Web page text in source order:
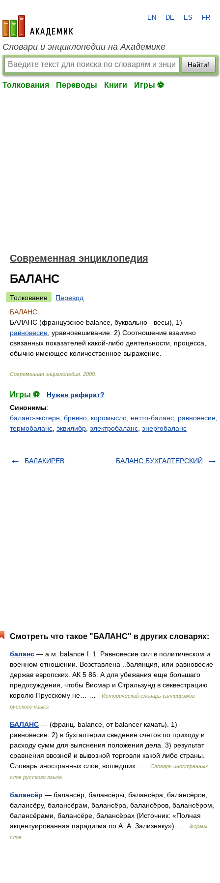
academic.ru
EN DE ES FR
Словари и энциклопедии на Академике
Найти!
Толкования Переводы Книги Игры ⚽
Современная энциклопедия
БАЛАНС
Толкование
Перевод
БАЛАНС
БАЛАНС (французское balance, буквально - весы), 1)
равновесие , уравновешивание. 2) Соотношение взаимно
связанных показателей какой-либо деятельности, процесса,
обычно имеющее количественное выражение.
Современная энциклопедия 2000
Игры ⚽
Нужен реферат?
Синонимы:
баланс-экстерн бревно коромысло нетто-баланс равновесие
термобаланс эквилибр электробаланс энергобаланс
БАЛАКИРЕВ БАЛАНС БУХГАЛТЕРСКИЙ
Смотреть что такое "БАЛАНС" в других словарях:
баланс — а м. balance f. 1. Равновесие сил в политическом и
военном отношении. Возставлена ..балянция, или равновесие
держав европских. АК 5 86. А для убежания еще большаго
предосуждения, чтобы Висмар и Стральзунд в секвестрацию
королю Прусскому не… …
Исторический словарь галлицизмов
русского языка
БАЛАНС — (франц. balance, от balancer качать). 1)
равновесие. 2) в бухгалтерии сведение счетов по приходу и
расходу сумм для выяснения положения дела. 3) результат
сравнения ввозной и вывозной торговли какой либо страны.
Словарь иностранных слов, вошедших …
Словарь иностранных
слов русского языка
балансёр — балансёр, балансёры, балансёра, балансёров,
балансёру, балансёрам, балансёра, балансёров, балансёром,
балансёрами, балансёре, балансёрах (Источник: «Полная
акцентуированная парадигма по А. А. Зализняку») …
Формы
слов